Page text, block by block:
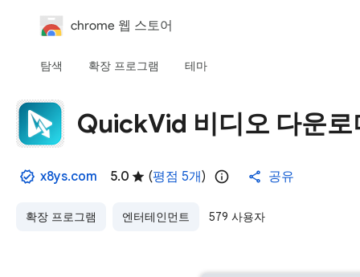
chrome 웹 스토어
탐색 확장 프로그램 테마
QuickVid 비디오 다운로
x8ys.com 5.0 (평점 5개 ) 공유
확장 프로그램 엔터테인먼트 579 사용자